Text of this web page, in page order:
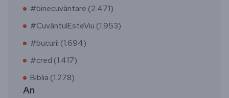
#binecuvântare (2.471)
#CuvântulEsteViu (1.953)
#bucurii (1.694)
#cred (1.417)
Biblia (1.278)
An